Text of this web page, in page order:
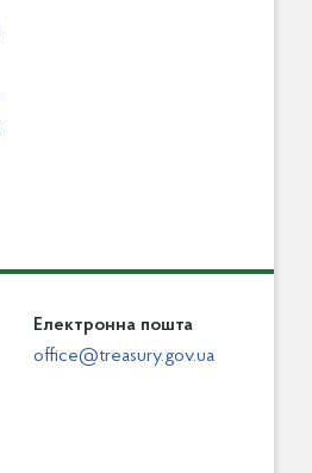
Електронна пошта
office@treasury.gov.ua